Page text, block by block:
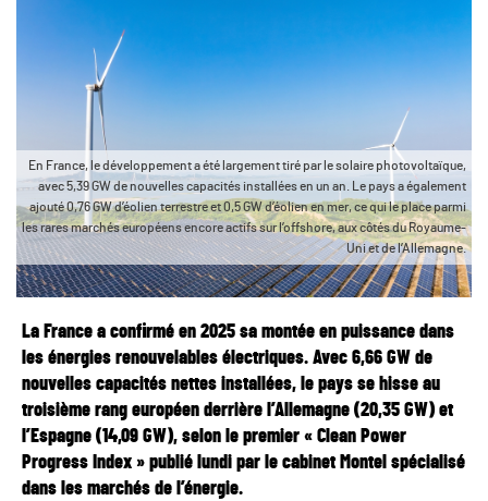
En France, le développement a été largement tiré par le solaire photovoltaïque,
avec 5,39 GW de nouvelles capacités installées en un an. Le pays a également
ajouté 0,76 GW d’éolien terrestre et 0,5 GW d’éolien en mer, ce qui le place parmi
les rares marchés européens encore actifs sur l’offshore, aux côtés du Royaume-
Uni et de l’Allemagne.
La France a confirmé en 2025 sa montée en puissance dans
les énergies renouvelables électriques. Avec 6,66 GW de
nouvelles capacités nettes installées, le pays se hisse au
troisième rang européen derrière l’Allemagne (20,35 GW) et
l’Espagne (14,09 GW), selon le premier « Clean Power
Progress Index » publié lundi par le cabinet Montel spécialisé
dans les marchés de l’énergie.